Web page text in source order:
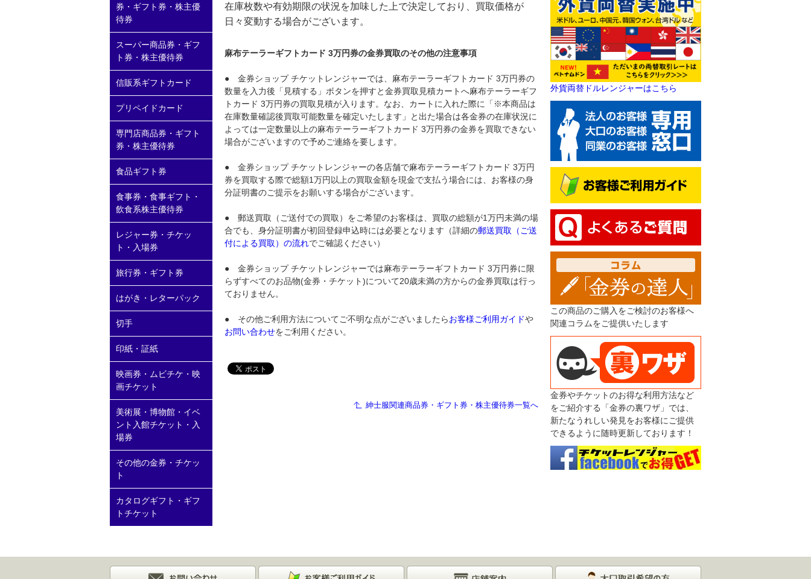
在庫枚数や有効期限の状況を加味した上で決定しており、買取価格が
日々変動する場合がございます。
麻布テーラーギフトカード 3万円券の金券買取のその他の注意事項
● 金券ショップ チケットレンジャーでは、麻布テーラーギフトカード 3万円券の
数量を入力後「見積する」ボタンを押すと金券買取見積カートへ麻布テーラーギフ
トカード 3万円券の買取見積が入ります。なお、カートに入れた際に「※本商品は
在庫数量確認後買取可能数量を確定いたします」と出た場合は各金券の在庫状況に
よっては一定数量以上の麻布テーラーギフトカード 3万円券の金券を買取できない
場合がございますので予めご連絡を要します。
● 金券ショップ チケットレンジャーの各店舗で麻布テーラーギフトカード 3万円
券を買取する際で総額1万円以上の買取金額を現金で支払う場合には、お客様の身
分証明書のご提示をお願いする場合がございます。
● 郵送買取（ご送付での買取）をご希望のお客様は、買取の総額が1万円未満の場
合でも、身分証明書が初回登録申込時には必要となります（詳細の郵送買取（ご送
付による買取）の流れでご確認ください）
● 金券ショップ チケットレンジャーでは麻布テーラーギフトカード 3万円券に限
らずすべてのお品物(金券・チケット)について20歳未満の方からの金券買取は行っ
ておりません。
● その他ご利用方法についてご不明な点がございましたらお客様ご利用ガイドや
お問い合わせをご利用ください。
紳士服関連商品券・ギフト券・株主優待券一覧へ
券・ギフト券・株主優
待券
スーパー商品券・ギフ
ト券・株主優待券
信販系ギフトカード
プリペイドカード
専門店商品券・ギフト
券・株主優待券
食品ギフト券
食事券・食事ギフト・
飲食系株主優待券
レジャー券・チケッ
ト・入場券
旅行券・ギフト券
はがき・レターパック
切手
印紙・証紙
映画券・ムビチケ・映
画チケット
美術展・博物館・イベ
ント入館チケット・入
場券
その他の金券・チケッ
ト
カタログギフト・ギフ
トチケット
外貨両替ドルレンジャーはこちら
この商品のご購入をご検討のお客様へ
関連コラムをご提供いたします
金券やチケットのお得な利用方法など
をご紹介する「金券の裏ワザ」では、
新たなうれしい発見をお客様にご提供
できるように随時更新しております！